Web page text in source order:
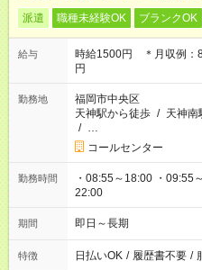
派遣 職種未経験OK ブランクOK
給与
時給1500円 ＊月収例：
円
勤務地
福岡市中央区
天神駅から徒歩 / 天神南
/ …
コールセンター
勤務時間
・08:55～18:00 ・09:55
22:00
期間 即日～長期
特徴 日払いOK / 履歴書不要 /